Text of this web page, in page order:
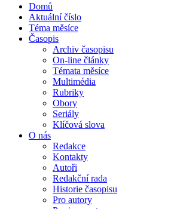
Domů
Aktuální číslo
Téma měsíce
Časopis
Archiv časopisu
On-line články
Témata měsíce
Multimédia
Rubriky
Obory
Seriály
Klíčová slova
O nás
Redakce
Kontakty
Autoři
Redakční rada
Historie časopisu
Pro autory